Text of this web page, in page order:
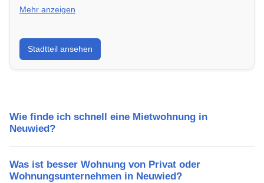
Mehr anzeigen
Erfahre mehr über deinen Stadtteil in Neuwied:
Lebensqualität, Verkehrsanbindung, Schulen,
Stadtteil ansehen
Wie finde ich schnell eine Mietwohnung in
Neuwied?
Was ist besser Wohnung von Privat oder
Wohnungsunternehmen in Neuwied?